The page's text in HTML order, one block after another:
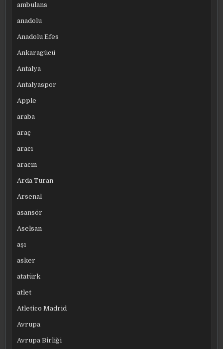
ambulans
anadolu
Anadolu Efes
Ankaragücü
Antalya
Antalyaspor
Apple
araba
araç
aracı
aracın
Arda Turan
Arsenal
asansör
Aselsan
aşı
asker
atatürk
atlet
Atletico Madrid
Avrupa
Avrupa Birliği